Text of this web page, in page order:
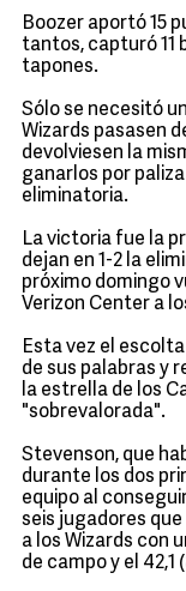
Boozer aportó 15
tantos, capturó 11
tapones.
Sólo se necesitó
Wizards pasasen
devolviesen la
ganarlos por
eliminatoria.
La victoria fue la
dejan en 1-2 la
próximo domingo
Verizon Center a
Esta vez el
de sus palabras y
la estrella de los
"sobrevalorada".
Stevenson, que
durante los dos
equipo al
seis jugadores
a los Wizards con
de campo y el 42,1